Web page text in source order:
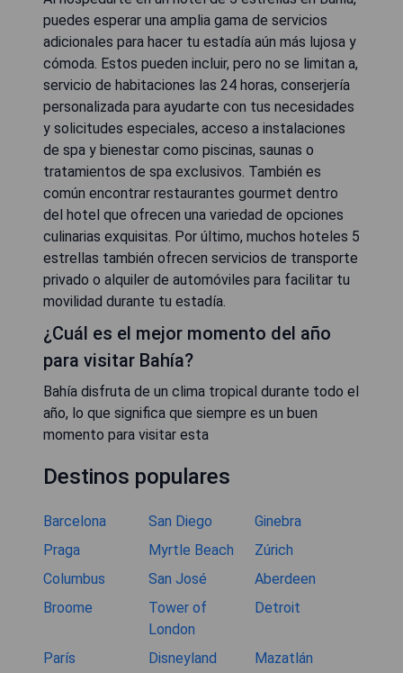
puedes esperar una amplia gama de servicios
adicionales para hacer tu estadía aún más lujosa y
cómoda. Estos pueden incluir, pero no se limitan a,
servicio de habitaciones las 24 horas, conserjería
personalizada para ayudarte con tus necesidades
y solicitudes especiales, acceso a instalaciones
de spa y bienestar como piscinas, saunas o
tratamientos de spa exclusivos. También es
común encontrar restaurantes gourmet dentro
del hotel que ofrecen una variedad de opciones
culinarias exquisitas. Por último, muchos hoteles 5
estrellas también ofrecen servicios de transporte
privado o alquiler de automóviles para facilitar tu
movilidad durante tu estadía.
¿Cuál es el mejor momento del año
para visitar Bahía?
Bahía disfruta de un clima tropical durante todo el
año, lo que significa que siempre es un buen
momento para visitar esta
Destinos populares
Barcelona San Diego
Ginebra
Praga
Myrtle Beach
Zúrich
Columbus
San José
Aberdeen
Broome
Tower of
London
Detroit
París
Disneyland
Mazatlán